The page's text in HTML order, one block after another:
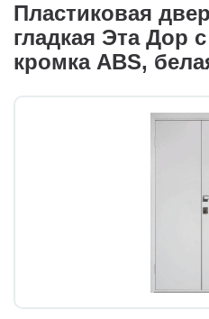
Пластиковая
гладкая Эта Дор
кромка ABS,